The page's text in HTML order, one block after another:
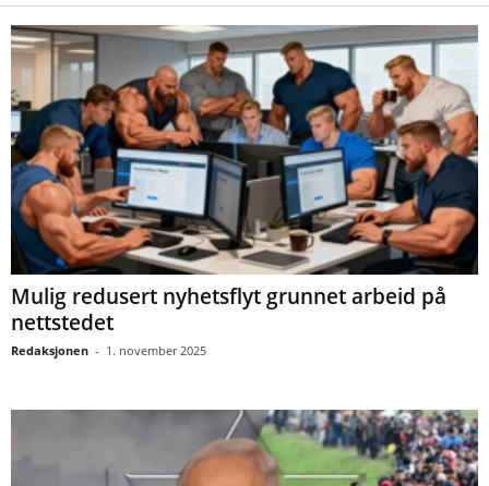
Mulig redusert nyhetsflyt grunnet arbeid på
nettstedet
Redaksjonen - 1. november 2025